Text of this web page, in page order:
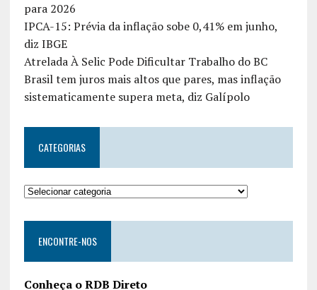
para 2026
IPCA-15: Prévia da inflação sobe 0,41% em junho,
diz IBGE
Atrelada À Selic Pode Dificultar Trabalho do BC
Brasil tem juros mais altos que pares, mas inflação
sistematicamente supera meta, diz Galípolo
CATEGORIAS
ENCONTRE-NOS
Conheça o RDB Direto